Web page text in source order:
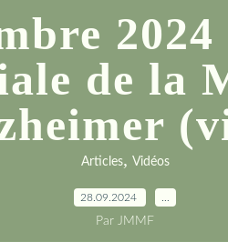
de la
Articles, Vidéos
28.09.2024
Par JMMF